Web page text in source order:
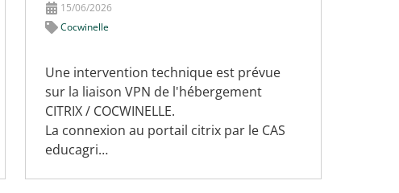
15/06/2026
Cocwinelle
Une intervention technique est prévue
sur la liaison VPN de l'hébergement
CITRIX / COCWINELLE.
La connexion au portail citrix par le CAS
educagri…